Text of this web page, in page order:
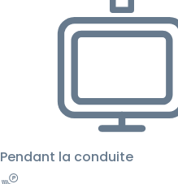
Pendant la conduite